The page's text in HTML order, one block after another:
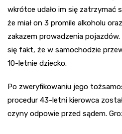
wkrótce udało im się zatrzymać
że miał on 3 promile alkoholu
zakazem prowadzenia
się fakt, że w samochodzie
10-letnie dziecko.
Po zweryfikowaniu jego
procedur 43-letni kierowca
czyny odpowie przed sądem.